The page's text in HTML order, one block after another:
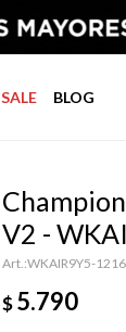
SALE BLOG
V2 -
WKAIR9Y5-1216
$5.790